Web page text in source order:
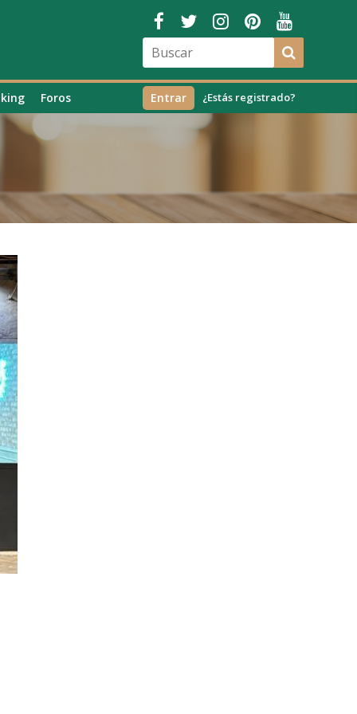
Foros ¿Estás registrado?
Entrar